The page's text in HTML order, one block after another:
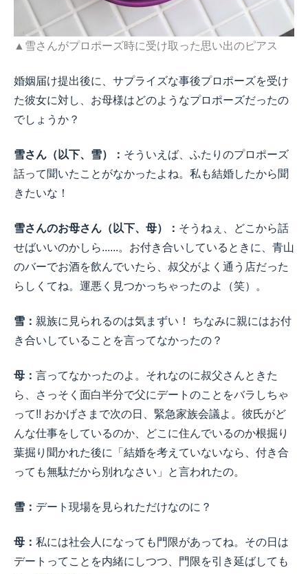
▲雪さんがプロポーズ時に受け取った思い出のピアス
婚姻届け提出後に、サプライズな事後プロポーズを受け
た彼女に対し、お母様はどのようなプロポーズだったの
でしょうか？
雪さん（以下、雪）： そういえば、ふたりのプロポーズ
話って聞いたことがなかったよね。私も結婚したから聞
きたいな！
雪さんのお母さん（以下、母）： そうねぇ、どこから話
せばいいのかしら......。お付き合いしているときに、青山
のバーでお酒を飲んでいたら、叔父がよく通う店だった
らしくてね。運悪く見つかっちゃったのよ（笑）。
雪： 親族に見られるのは気まずい！ ちなみに親にはお付
き合いしていることを言ってなかったの？
母： 言ってなかったのよ。それなのに叔父さんときた
ら、さっそく面白半分で父にデートのことをバラしちゃ
って!! おかげさまで次の日、緊急家族会議よ。彼氏がど
んな仕事をしているのか、どこに住んでいるのか根掘り
葉掘り聞かれた後に「結婚を考えていないなら、付き合
っても無駄だから別れなさい」と言われたの。
雪： デート現場を見られただけなのに？
母： 私には社会人になっても門限があってね。その日は
デートってことを内緒にしつつ、門限を引き延ばしても